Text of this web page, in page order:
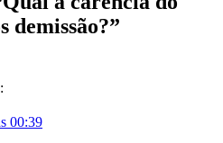
demissão?”
00:39